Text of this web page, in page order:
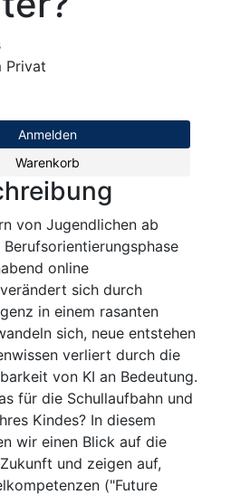
Privat
Anmelden
Warenkorb
von Jugendlichen ab
online
sich durch
in einem rasanten
sich, neue entstehen
verliert durch die
von KI an Bedeutung.
für die Schullaufbahn und
Kindes? In diesem
wir einen Blick auf die
und zeigen auf,
("Future